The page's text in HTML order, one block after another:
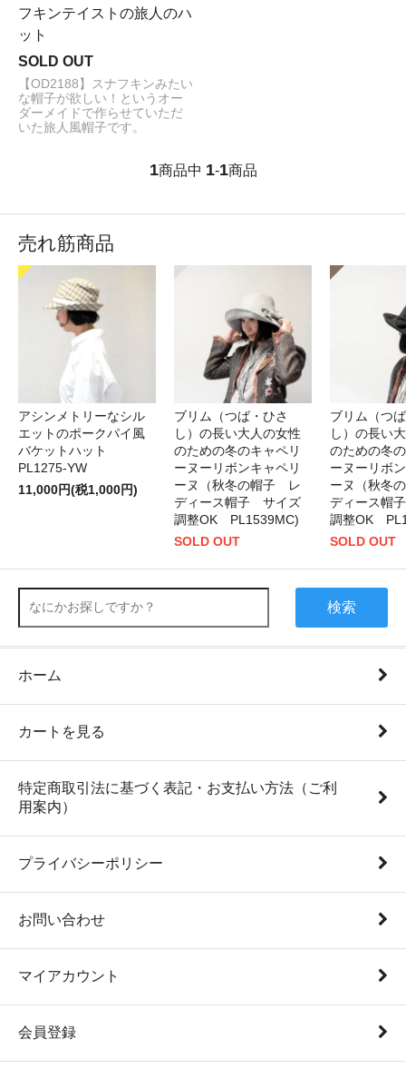
フキンテイストの旅人のハ
ット
SOLD OUT
【OD2188】スナフキンみたい
な帽子が欲しい！というオー
ダーメイドで作らせていただ
いた旅人風帽子です。
1商品中 1-1商品
売れ筋商品
アシンメトリーなシル
エットのポークパイ風
バケットハット
PL1275-YW
11,000円(税1,000円)
ブリム（つば・ひさ
し）の長い大人の女性
のための冬のキャペリ
ーヌーリボンキャペリ
ーヌ（秋冬の帽子 レ
ディース帽子 サイズ
調整OK PL1539MC)
SOLD OUT
ブリム（つ
し）の長い
のための冬
ーヌーリボ
ーヌ（秋冬
ディース帽
調整OK
SOLD OUT
検索
ホーム
カートを見る
特定商取引法に基づく表記・お支払い方法（ご利
用案内）
プライバシーポリシー
お問い合わせ
マイアカウント
会員登録